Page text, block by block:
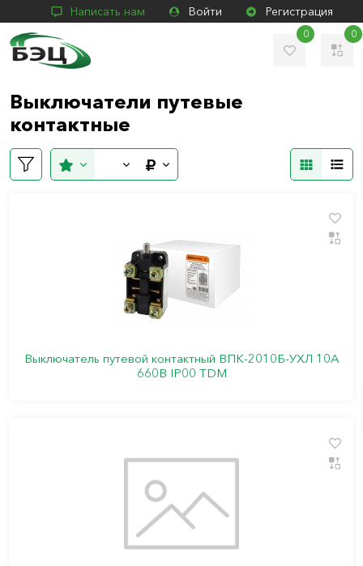
Написать нам Войти Регистрация
0 0
Выключатели путевые
контактные
Выключатель путевой контактный ВПК-2010Б-УХЛ 10А
660В IP00 TDM